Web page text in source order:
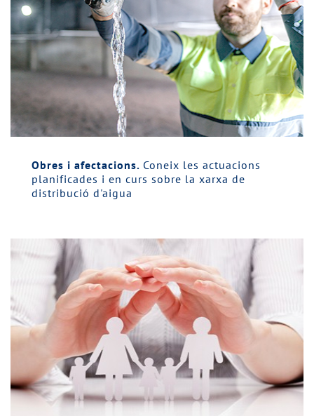
Obres i afectacions. Coneix les actuacions
planificades i en curs sobre la xarxa de
distribució d'aigua